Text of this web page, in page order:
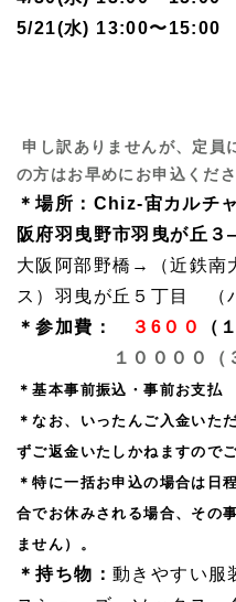
5/21(水) 13:00〜15:00
申し訳ありませんが、定員
の方はお早めにお申込くだ
＊場所：Chiz-宙カル
阪府羽曳野市羽曳が丘３
大阪阿部野橋→（近鉄南
ス）羽曳が丘５丁目 （
＊参加費：
３6００
（
１００００
＊基本事前振込・事前お支払
＊なお、いったんご入金いた
ずご返金いたしかねますので
＊特に一括お申込の場合は日
合でお休みされる場合、その
ません）。
＊持ち物： 動きやすい服